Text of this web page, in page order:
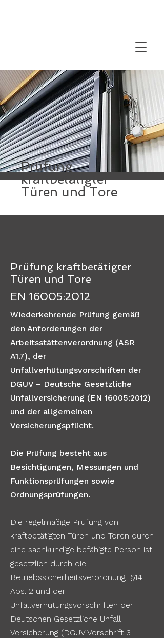
Prüfung
kraftbetätigter
Türen und Tore
Prüfung kraftbetätigter
Türen und Tore
EN 16005:2012
Wiederkehrende Prüfung gemäß
den Anforderungen der
Arbeitsstättenverordnung (ASR
A1.7), der
Unfallverhütungsvorschriften der
DGUV – Deutsche Gesetzliche
Unfallversicherung (EN 16005:2012)
und der allgemeinen
Versicherungspflicht.
Die Prüfung besteht aus
Besichtigungen, Messungen und
Funktionsprüfungen sowie
Ordnungsprüfungen.
Die regelmäßige Prüfung von
kraftbetätigten Türen und Toren durch
eine sachkundige befähigte Person ist
gesetzlich durch die
Betriebssicherheitsverordnung, §14
Abs. 2 und der
Unfallverhütungsvorschriften der
Deutschen Gesetzliche Unfall
Versicherung (DGUV Vorschrift 3